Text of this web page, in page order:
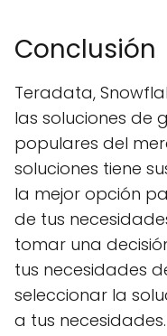
Conclusión
Teradata,
las soluciones de
populares del
soluciones tiene
la mejor opción
de tus
tomar una
tus necesidades
seleccionar la
a tus necesidades.